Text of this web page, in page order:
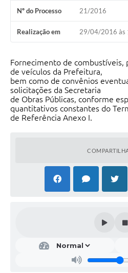
Nº do Processo 21/2016
Realização em 29/04/2016 às
Fornecimento de combustíveis,
de veículos da Prefeitura,
bem como de convênios
solicitações da Secretaria
de Obras Públicas, conforme
quantitativos constantes do
de Referência Anexo I.